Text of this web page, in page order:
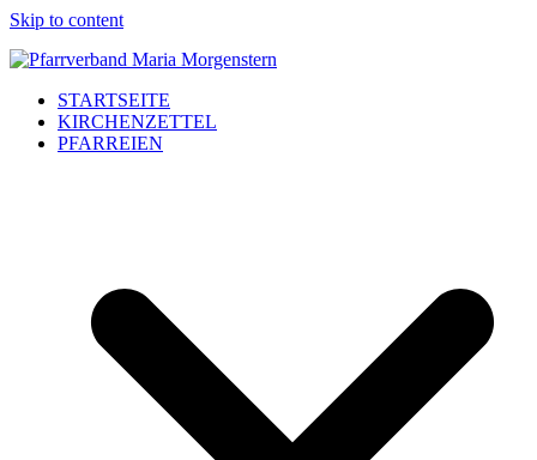
Skip to content
STARTSEITE
KIRCHENZETTEL
PFARREIEN